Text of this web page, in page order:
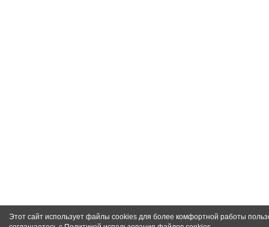
Этот сайт использует файлы cookies для более комфортной работы